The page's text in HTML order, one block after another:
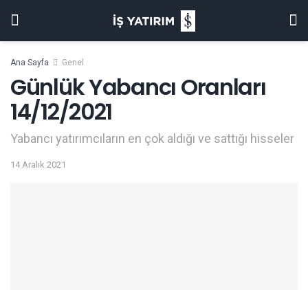
Ana Sayfa Genel
Günlük Yabancı Oranları
14/12/2021
Yabancı yatırımcıların en çok aldığı ve sattığı hisseler
14 Aralık 2021